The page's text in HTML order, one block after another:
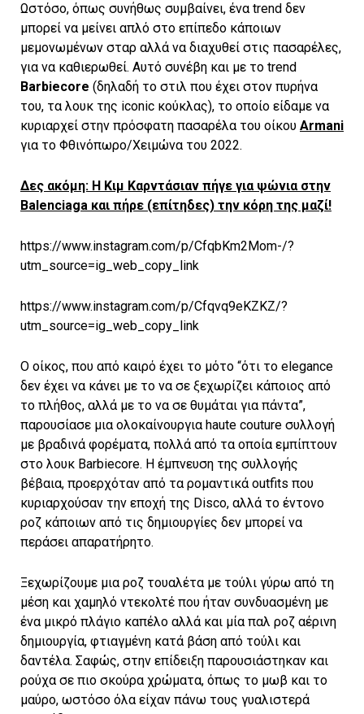
Ωστόσο, όπως συνήθως συμβαίνει, ένα trend δεν
μπορεί να μείνει απλό στο επίπεδο κάποιων
μεμονωμένων σταρ αλλά να διαχυθεί στις πασαρέλες,
για να καθιερωθεί. Αυτό συνέβη και με το trend
Barbiecore (δηλαδή το στιλ που έχει στον πυρήνα
του, τα λουκ της iconic κούκλας), το οποίο είδαμε να
κυριαρχεί στην πρόσφατη πασαρέλα του οίκου Armani
για το Φθινόπωρο/Χειμώνα του 2022.
Δες ακόμη: H Kιμ Καρντάσιαν πήγε για ψώνια στην
Balenciaga και πήρε (επίτηδες) την κόρη της μαζί!
https://www.instagram.com/p/CfqbKm2Mom-/?
utm_source=ig_web_copy_link
https://www.instagram.com/p/Cfqvq9eKZKZ/?
utm_source=ig_web_copy_link
Ο οίκος, που από καιρό έχει το μότο “ότι το elegance
δεν έχει να κάνει με το να σε ξεχωρίζει κάποιος από
το πλήθος, αλλά με το να σε θυμάται για πάντα”,
παρουσίασε μια ολοκαίνουργια haute couture συλλογή
με βραδινά φορέματα, πολλά από τα οποία εμπίπτουν
στο λουκ Barbiecore. H έμπνευση της συλλογής
βέβαια, προερχόταν από τα ρομαντικά outfits που
κυριαρχούσαν την εποχή της Disco, αλλά το έντονο
ροζ κάποιων από τις δημιουργίες δεν μπορεί να
περάσει απαρατήρητο.
Ξεχωρίζουμε μια ροζ τουαλέτα με τούλι γύρω από τη
μέση και χαμηλό ντεκολτέ που ήταν συνδυασμένη με
ένα μικρό πλάγιο καπέλο αλλά και μία παλ ροζ αέρινη
δημιουργία, φτιαγμένη κατά βάση από τούλι και
δαντέλα. Σαφώς, στην επίδειξη παρουσιάστηκαν και
ρούχα σε πιο σκούρα χρώματα, όπως το μωβ και το
μαύρο, ωστόσο όλα είχαν πάνω τους γυαλιστερά